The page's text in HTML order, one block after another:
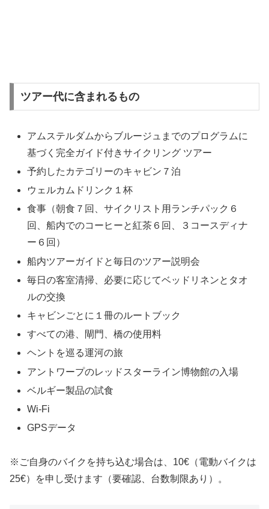
ツアー代に含まれるもの
アムステルダムからブルージュまでのプログラムに
基づく完全ガイド付きサイクリング ツアー
予約したカテゴリーのキャビン７泊
ウェルカムドリンク１杯
食事（朝食７回、サイクリスト用ランチパック６
回、船内でのコーヒーと紅茶６回、３コースディナ
ー６回）
船内ツアーガイドと毎日のツアー説明会
毎日の客室清掃、必要に応じてベッドリネンとタオ
ルの交換
キャビンごとに１冊のルートブック
すべての港、閘門、橋の使用料
ヘントを巡る運河の旅
アントワープのレッドスターライン博物館の入場
ベルギー製品の試食
Wi-Fi
GPSデータ
※ご自身のバイクを持ち込む場合は、10€（電動バイクは
25€）を申し受けます（要確認、台数制限あり）。